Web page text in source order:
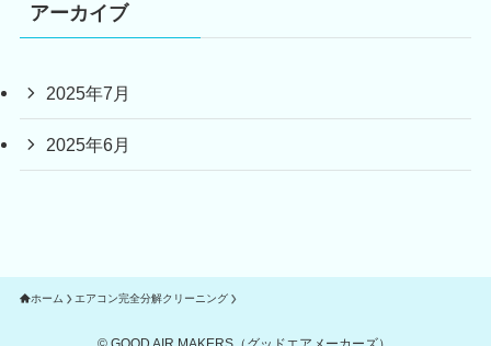
アーカイブ
2025年7月
2025年6月
ホーム エアコン完全分解クリーニング